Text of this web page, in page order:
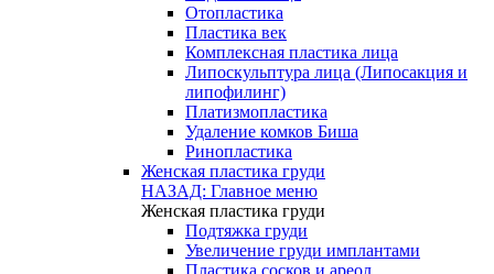
Отопластика
Пластика век
Комплексная пластика лица
Липоскульптура лица (Липосакция и
липофилинг)
Платизмопластика
Удаление комков Биша
Ринопластика
Женская пластика груди
НАЗАД: Главное меню
Женская пластика груди
Подтяжка груди
Увеличение груди имплантами
Пластика сосков и ареол